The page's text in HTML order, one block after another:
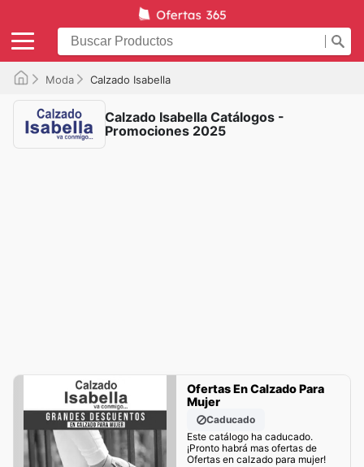
Moda Calzado Isabella
Calzado Isabella Catálogos -
Promociones 2025
Ofertas En Calzado Para
Mujer
Caducado
Este catálogo ha caducado.
¡Pronto habrá mas ofertas de
Ofertas en calzado para mujer!